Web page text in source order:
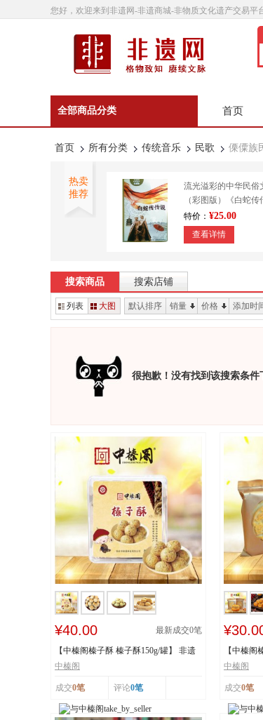
您好，欢迎来到非遗网-非遗商城-非物质文化遗产交易平
全部商品分类 首页
非遗微影
首页 所有分类 传统音乐 民歌 傈僳族
热卖
推荐
流光溢彩的中华民俗
（彩图版）《白蛇传
9787553450643
特价： ¥25.00
查看详情
特价：¥610.00
查看详情
搜索商品 搜索店铺
列表 大图 默认排序 销量 价格 添加时
很抱歉！没有找到该搜索条件
¥40.00 最新成交0笔
【中榛阁榛子酥 榛子酥150g/罐】 非遗
工艺 榛香浓...
中榛阁
成交0笔 评论0笔
【中榛阁
遗工艺 榛
中榛阁
成交0笔